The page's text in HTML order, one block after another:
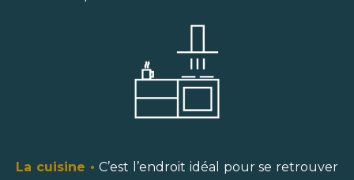
La cuisine •C’est l’endroit idéal pour se retrouver